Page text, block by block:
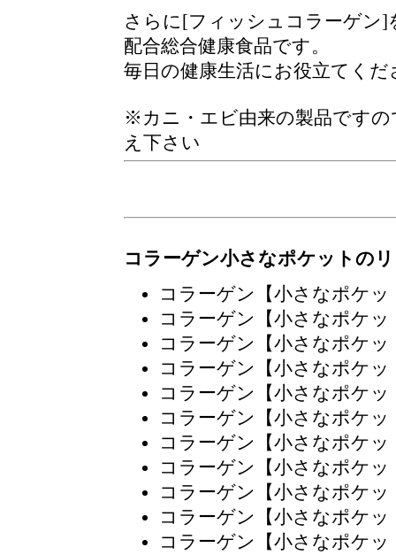
さらに[フィッシュコラーゲン
配合総合健康食品です。
毎日の健康生活にお役立てくだ
※カニ・エビ由来の製品です
え下さい
コラーゲン小さなポケットの
コラーゲン【小さなポケ
コラーゲン【小さなポケ
コラーゲン【小さなポケ
コラーゲン【小さなポケ
コラーゲン【小さなポケ
コラーゲン【小さなポケ
コラーゲン【小さなポケ
コラーゲン【小さなポケ
コラーゲン【小さなポケ
コラーゲン【小さなポケ
コラーゲン【小さなポケ